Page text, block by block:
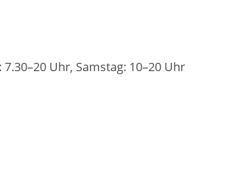
Uhr, Samstag: 10–20 Uhr